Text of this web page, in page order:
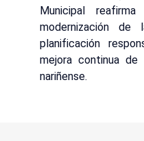
Municipal
modernización de
planificación
mejora continua
nariñense.